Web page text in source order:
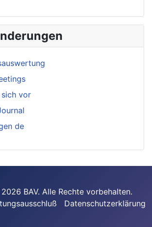
sich vor
de
BAV. Alle Rechte vorbehalten.
Datenschutzerklärung